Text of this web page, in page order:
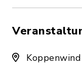
Koppenwind